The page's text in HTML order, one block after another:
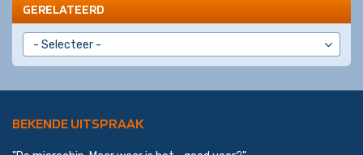
GERELATEERD
BEKENDE UITSPRAAK